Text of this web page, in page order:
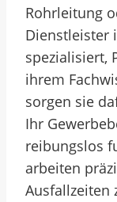
Rohrleitung
Dienstleister
spezialisiert,
ihrem
sorgen sie
Ihr
reibungslos
arbeiten
Ausfallzeiten